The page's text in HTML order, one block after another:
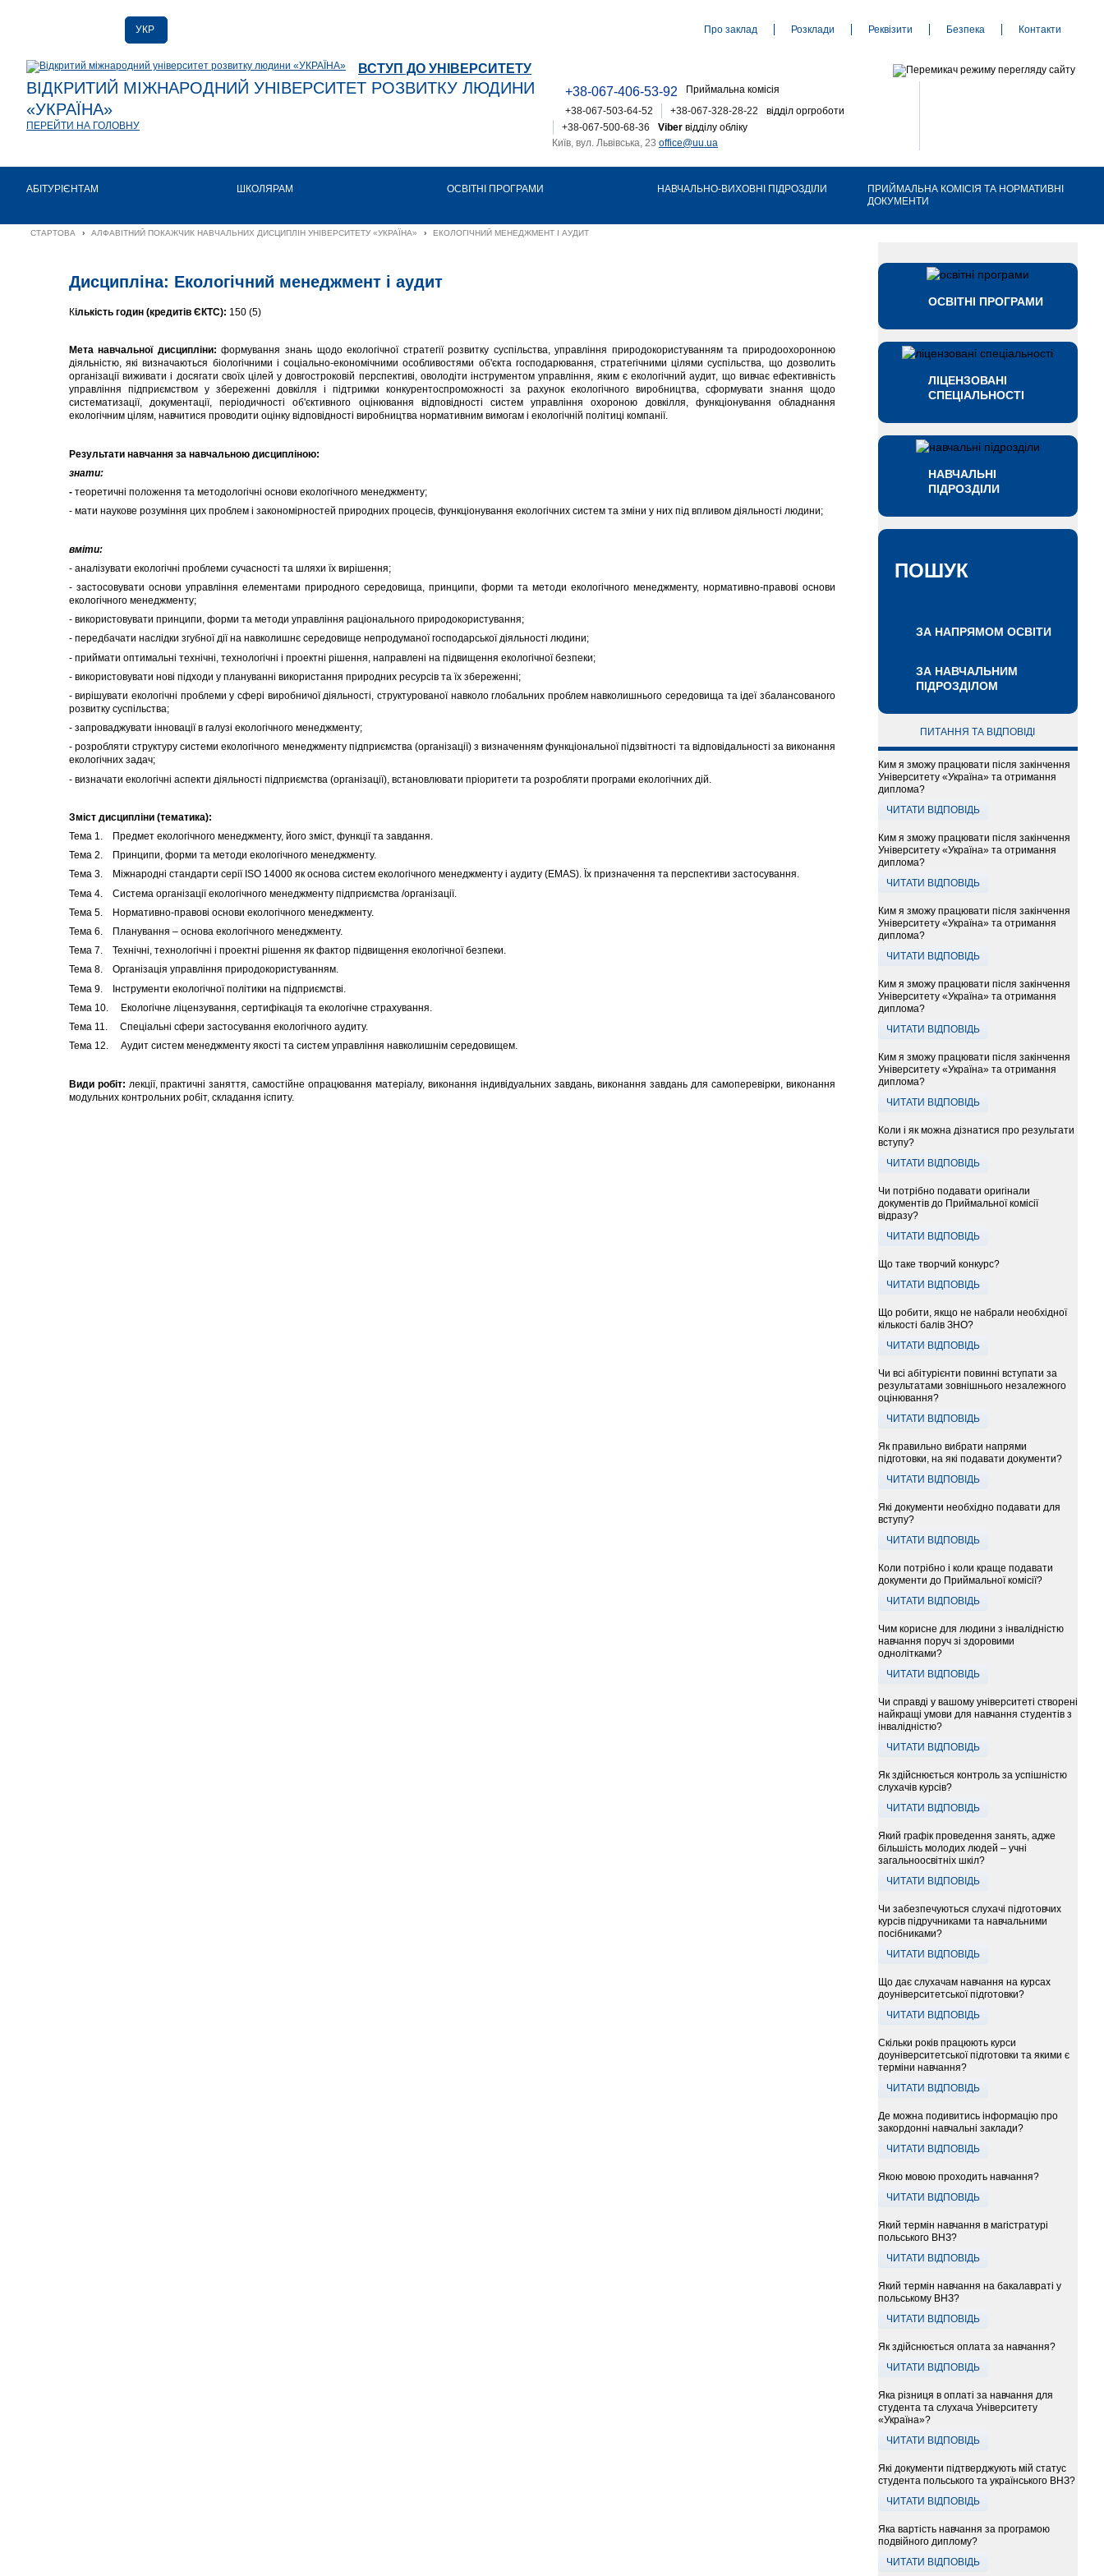
УКР
ENG
Про заклад Розклади Реквізити Безпека Контакти
ВСТУП ДО УНІВЕРСИТЕТУ
ВІДКРИТИЙ МІЖНАРОДНИЙ УНІВЕРСИТЕТ РОЗВИТКУ ЛЮДИНИ
«УКРАЇНА»
ПЕРЕЙТИ НА ГОЛОВНУ
+38-067-406-53-92
Приймальна комісія
відділ оргроботи
+38-067-503-64-52
+38-067-328-28-22
Viber відділу обліку
+38-067-500-68-36
Київ, вул. Львівська, 23 office@uu.ua
АБІТУРІЄНТАМ ШКОЛЯРАМ ОСВІТНІ ПРОГРАМИ НАВЧАЛЬНО-ВИХОВНІ ПІДРОЗДІЛИ
ПРИЙМАЛЬНА КОМІСІЯ ТА НОРМАТИВНІ
ДОКУМЕНТИ
СТАРТОВА › АЛФАВІТНИЙ ПОКАЖЧИК НАВЧАЛЬНИХ ДИСЦИПЛІН УНІВЕРСИТЕТУ «УКРАЇНА» › ЕКОЛОГІЧНИЙ МЕНЕДЖМЕНТ І АУДИТ
ОСВІТНІ ПРОГРАМИ
ЛІЦЕНЗОВАНІ
СПЕЦІАЛЬНОСТІ
НАВЧАЛЬНІ
ПІДРОЗДІЛИ
ПОШУК
ЗА НАПРЯМОМ ОСВІТИ
ЗА НАВЧАЛЬНИМ
ПІДРОЗДІЛОМ
ПИТАННЯ ТА ВІДПОВІДІ
Ким я зможу працювати після закінчення
Університету «Україна» та отримання
диплома?
ЧИТАТИ ВІДПОВІДЬ
Ким я зможу працювати після закінчення
Університету «Україна» та отримання
диплома?
ЧИТАТИ ВІДПОВІДЬ
Ким я зможу працювати після закінчення
Університету «Україна» та отримання
диплома?
ЧИТАТИ ВІДПОВІДЬ
Ким я зможу працювати після закінчення
Університету «Україна» та отримання
диплома?
ЧИТАТИ ВІДПОВІДЬ
Ким я зможу працювати після закінчення
Університету «Україна» та отримання
диплома?
ЧИТАТИ ВІДПОВІДЬ
Коли і як можна дізнатися про результати
вступу?
ЧИТАТИ ВІДПОВІДЬ
Чи потрібно подавати оригінали
документів до Приймальної комісії
відразу?
ЧИТАТИ ВІДПОВІДЬ
Що таке творчий конкурс?
ЧИТАТИ ВІДПОВІДЬ
Що робити, якщо не набрали необхідної
кількості балів ЗНО?
ЧИТАТИ ВІДПОВІДЬ
Чи всі абітурієнти повинні вступати за
результатами зовнішнього незалежного
оцінювання?
ЧИТАТИ ВІДПОВІДЬ
Як правильно вибрати напрями
підготовки, на які подавати документи?
ЧИТАТИ ВІДПОВІДЬ
Які документи необхідно подавати для
вступу?
ЧИТАТИ ВІДПОВІДЬ
Коли потрібно і коли краще подавати
документи до Приймальної комісії?
ЧИТАТИ ВІДПОВІДЬ
Чим корисне для людини з інвалідністю
навчання поруч зі здоровими
однолітками?
ЧИТАТИ ВІДПОВІДЬ
Чи справді у вашому університеті створені
найкращі умови для навчання студентів з
інвалідністю?
ЧИТАТИ ВІДПОВІДЬ
Як здійснюється контроль за успішністю
слухачів курсів?
ЧИТАТИ ВІДПОВІДЬ
Який графік проведення занять, адже
більшість молодих людей – учні
загальноосвітніх шкіл?
ЧИТАТИ ВІДПОВІДЬ
Чи забезпечуються слухачі підготовчих
курсів підручниками та навчальними
посібниками?
ЧИТАТИ ВІДПОВІДЬ
Що дає слухачам навчання на курсах
доуніверситетської підготовки?
ЧИТАТИ ВІДПОВІДЬ
Скільки років працюють курси
доуніверситетської підготовки та якими є
терміни навчання?
ЧИТАТИ ВІДПОВІДЬ
Де можна подивитись інформацію про
закордонні навчальні заклади?
ЧИТАТИ ВІДПОВІДЬ
Якою мовою проходить навчання?
ЧИТАТИ ВІДПОВІДЬ
Який термін навчання в магістратурі
польського ВНЗ?
ЧИТАТИ ВІДПОВІДЬ
Який термін навчання на бакалавраті у
польському ВНЗ?
ЧИТАТИ ВІДПОВІДЬ
Як здійснюється оплата за навчання?
ЧИТАТИ ВІДПОВІДЬ
Яка різниця в оплаті за навчання для
студента та слухача Університету
«Україна»?
ЧИТАТИ ВІДПОВІДЬ
Які документи підтверджують мій статус
студента польського та українського ВНЗ?
ЧИТАТИ ВІДПОВІДЬ
Яка вартість навчання за програмою
подвійного диплому?
ЧИТАТИ ВІДПОВІДЬ
Дисципліна: Екологічний менеджмент і аудит
Кількість годин (кредитів ЄКТС): 150 (5)
Мета навчальної дисципліни: формування знань щодо екологічної стратегії розвитку суспільства, управління природокористуванням та природоохоронною
діяльністю, які визначаються біологічними і соціально-економічними особливостями об'єкта господарювання, стратегічними цілями суспільства, що дозволить
організації виживати і досягати своїх цілей у довгостроковій перспективі, оволодіти інструментом управління, яким є екологічний аудит, що вивчає ефективність
управління підприємством у збереженні довкілля і підтримки конкурентоспроможності за рахунок екологічного виробництва, сформувати знання щодо
систематизації, документації, періодичності об'єктивного оцінювання відповідності систем управління охороною довкілля, функціонування обладнання
екологічним цілям, навчитися проводити оцінку відповідності виробництва нормативним вимогам і екологічній політиці компанії.
Результатинавчання за навчальною дисципліною:
знати:
-теоретичні положення та методологічні основи екологічного менеджменту;
- мати наукове розуміння цих проблем і закономірностей природних процесів, функціонування екологічних систем та зміни у них під впливом діяльності людини;
вміти:
- аналізувати екологічні проблеми сучасності та шляхи їх вирішення;
- застосовувати основи управління елементами природного середовища, принципи, форми та методи екологічного менеджменту, нормативно-правові основи
екологічного менеджменту;
- використовувати принципи, форми та методи управління раціонального природокористування;
- передбачати наслідки згубної дії на навколишнє середовище непродуманої господарської діяльності людини;
- приймати оптимальні технічні, технологічні і проектні рішення, направлені на підвищення екологічної безпеки;
- використовувати нові підходи у плануванні використання природних ресурсів та їх збереженні;
- вирішувати екологічні проблеми у сфері виробничої діяльності, структурованої навколо глобальних проблем навколишнього середовища та ідеї збалансованого
розвитку суспільства;
- запроваджувати інновації в галузі екологічного менеджменту;
- розробляти структуру системи екологічного менеджменту підприємства (організації) з визначенням функціональної підзвітності та відповідальності за виконання
екологічних задач;
- визначати екологічні аспекти діяльності підприємства (організації), встановлювати пріоритети та розробляти програми екологічних дій.
Зміст дисципліни (тематика):
Тема 1. Предмет екологічного менеджменту, його зміст, функції та завдання.
Тема 2. Принципи, форми та методи екологічного менеджменту.
Тема 3. Міжнародні стандарти серії ISO 14000 як основа систем екологічного менеджменту і аудиту (EMAS). Їх призначення та перспективи застосування.
Тема 4. Система організації екологічного менеджменту підприємства /організації.
Тема 5. Нормативно-правові основи екологічного менеджменту.
Тема 6. Планування – основа екологічного менеджменту.
Тема 7. Технічні, технологічні і проектні рішення як фактор підвищення екологічної безпеки.
Тема 8. Організація управління природокористуванням.
Тема 9. Інструменти екологічної політики на підприємстві.
Тема 10. Екологічне ліцензування, сертифікація та екологічне страхування.
Тема 11. Спеціальні сфери застосування екологічного аудиту.
Тема 12. Аудит систем менеджменту якості та систем управління навколишнім середовищем.
Види робіт: лекції, практичні заняття, самостійне опрацювання матеріалу, виконання індивідуальних завдань, виконання завдань для самоперевірки, виконання
модульних контрольних робіт, складання іспиту.